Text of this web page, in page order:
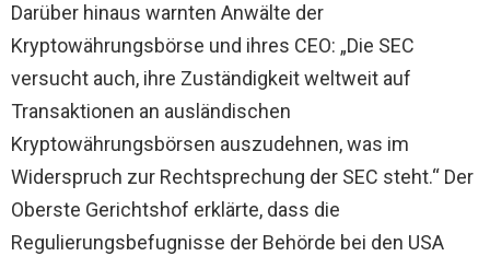
Darüber hinaus warnten Anwälte der
Kryptowährungsbörse und ihres CEO: „Die SEC
versucht auch, ihre Zuständigkeit weltweit auf
Transaktionen an ausländischen
Kryptowährungsbörsen auszudehnen, was im
Widerspruch zur Rechtsprechung der SEC steht.“ Der
Oberste Gerichtshof erklärte, dass die
Regulierungsbefugnisse der Behörde bei den USA